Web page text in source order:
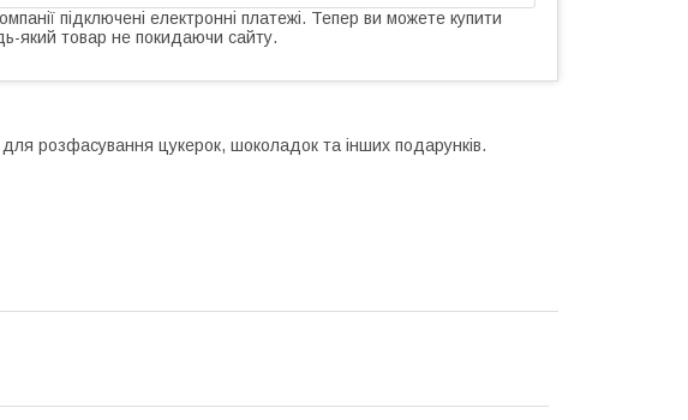
підключені електронні платежі. Тепер ви можете купити
який товар не покидаючи сайту.
розфасування цукерок, шоколадок та інших подарунків.